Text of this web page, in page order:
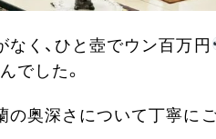
く、ひと壺でウン百万円
でした。
の奥深さについて丁寧に